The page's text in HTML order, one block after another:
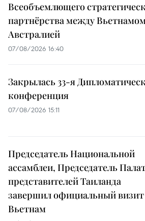
Всеобъемлющего
партнёрства между
Австралией
07/08/2026 16:40
Закрылась 33-я
конференция
07/08/2026 15:11
Председатель Национальной
ассамблеи, Председатель
представителей Таиланда
завершил официальный
Вьетнам